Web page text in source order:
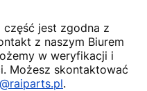
część jest zgodna z
z naszym Biurem
w weryfikacji i
Możesz skontaktować
.